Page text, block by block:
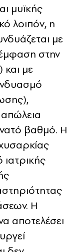
μυϊκής
λοιπόν, η
με
στην
με
βαθμό. Η
Η
αποτελέσει